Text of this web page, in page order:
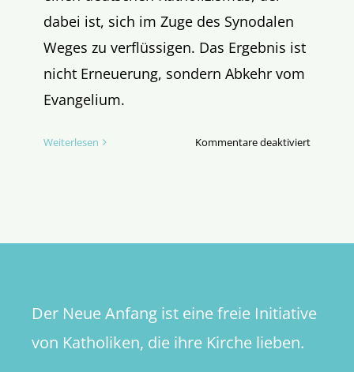
dabei ist, sich im Zuge des Synodalen
Weges zu verflüssigen. Das Ergebnis ist
nicht Erneuerung, sondern Abkehr vom
Evangelium.
Weiterlesen Kommentare deaktiviertfür
nur
Der Neue Anfang ist eine freie Initiative
von Katholiken, die ihre Kirche lieben.